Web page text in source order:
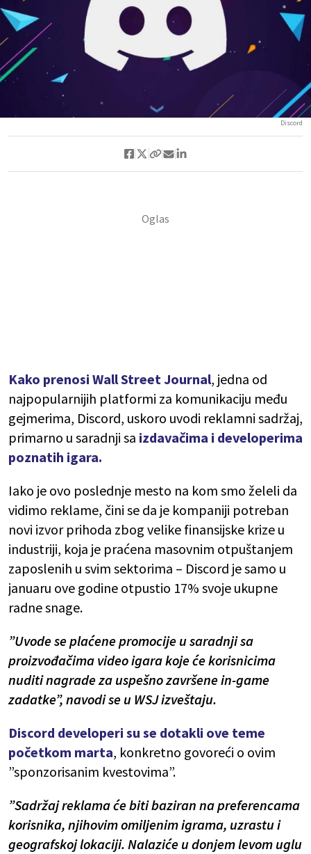
Discord
Kako prenosi Wall Street Journal, jedna od
najpopularnijih platformi za komunikaciju među
gejmerima, Discord, uskoro uvodi reklamni sadržaj,
primarno u saradnji sa izdavačima i developerima
poznatih igara.
Iako je ovo poslednje mesto na kom smo želeli da
vidimo reklame, čini se da je kompaniji potreban
novi izvor prihoda zbog velike finansijske krize u
industriji, koja je praćena masovnim otpuštanjem
zaposlenih u svim sektorima – Discord je samo u
januaru ove godine otpustio 17% svoje ukupne
radne snage.
”Uvode se plaćene promocije u saradnji sa
proizvođačima video igara koje će korisnicima
nuditi nagrade za uspešno završene in-game
zadatke”, navodi se u WSJ izveštaju.
Discord developeri su se dotakli ove teme
početkom marta, konkretno govoreći o ovim
”sponzorisanim kvestovima”.
”Sadržaj reklama će biti baziran na preferencama
korisnika, njihovim omiljenim igrama, uzrastu i
geografskoj lokaciji. Nalaziće u donjem levom uglu